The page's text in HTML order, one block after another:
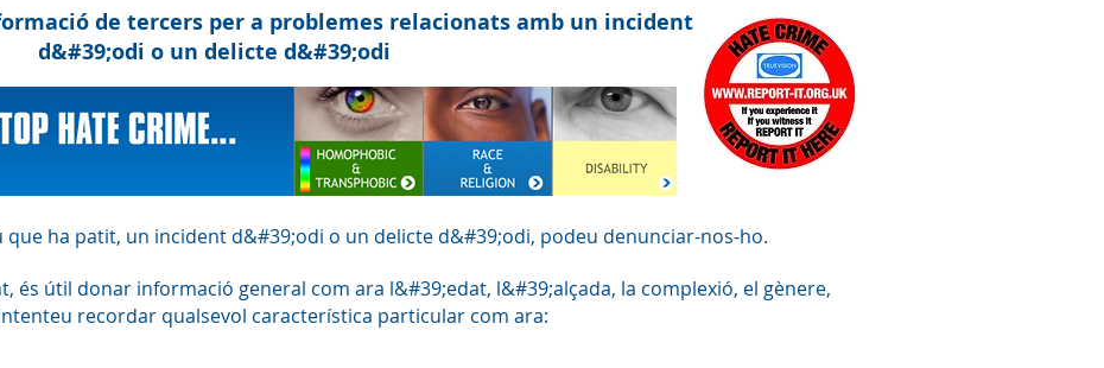
de tercers per a problemes relacionats amb un incident
d&#39;odi o un delicte d&#39;odi
que ha patit, un incident d&#39;odi o un delicte d&#39;odi, podeu denunciar-nos-ho.
és útil donar informació general com ara l&#39;edat, l&#39;alçada, la complexió, el gènere,
recordar qualsevol característica particular com ara: